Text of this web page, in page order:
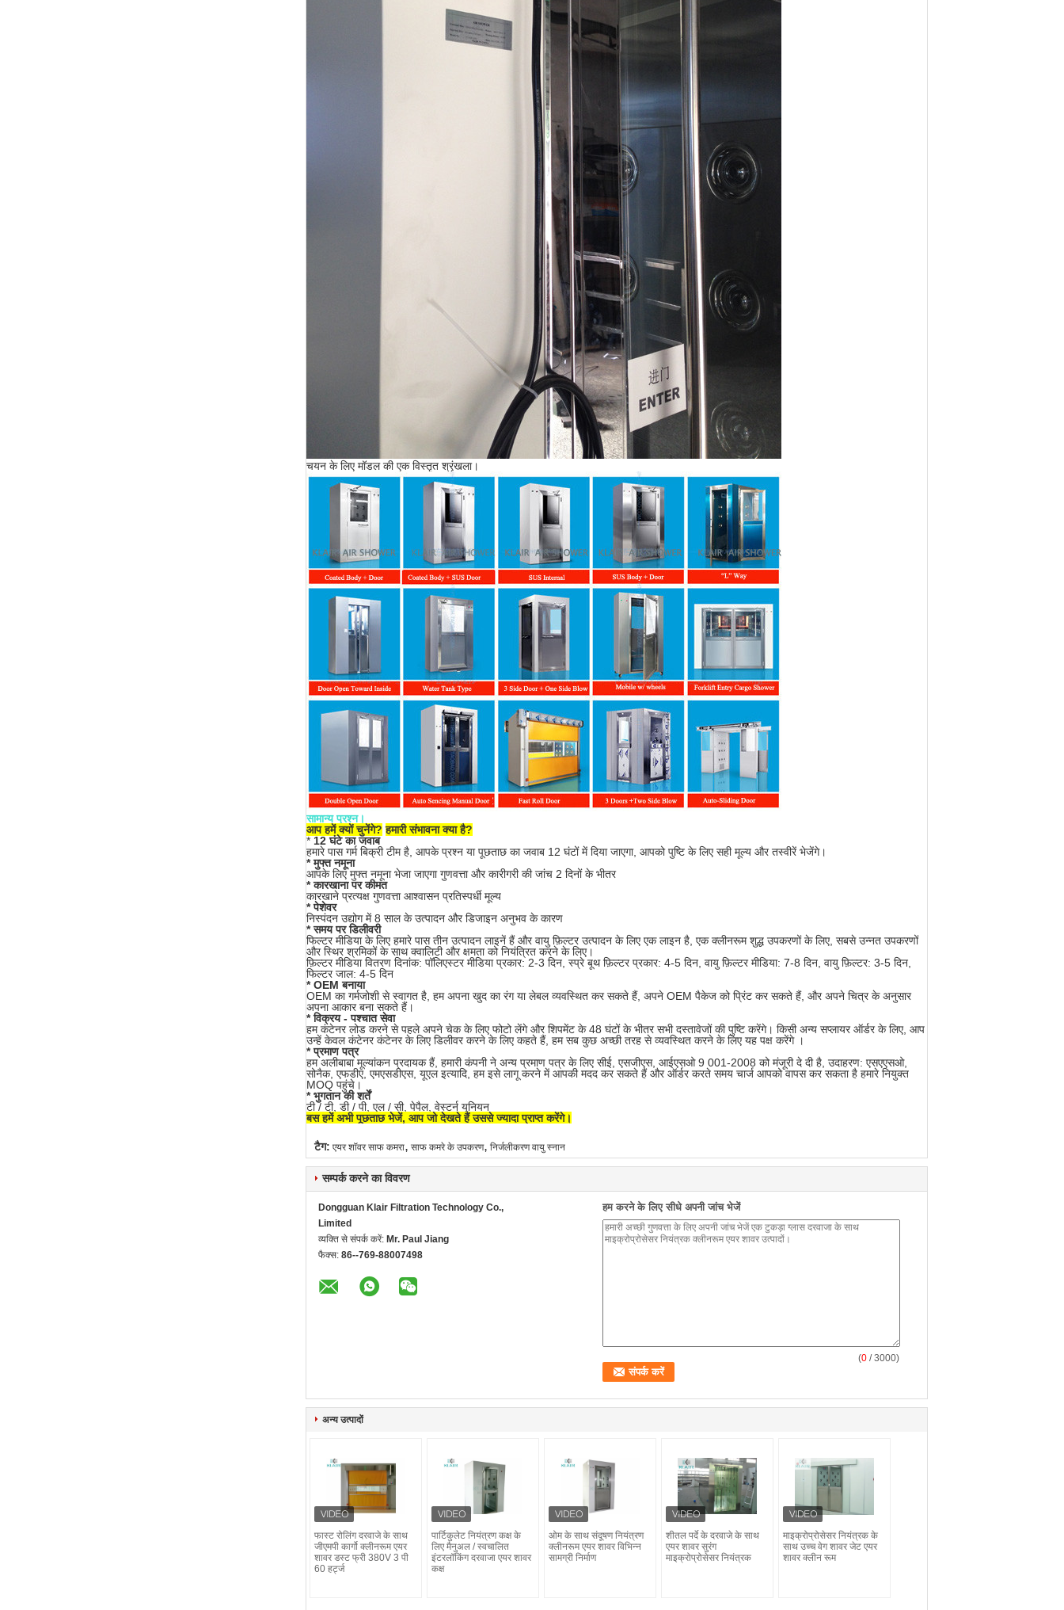
चयन के लिए मॉडल की एक विस्तृत श्रृंखला।
सामान्य प्रश्न।
आप हमें क्यों चुनेंगे? हमारी संभावना क्या है?
* 12 घंटे का जवाब
हमारे पास गर्म बिक्री टीम है, आपके प्रश्न या पूछताछ का जवाब 12 घंटों में दिया जाएगा, आपको पुष्टि के लिए सही मूल्य और तस्वीरें भेजेंगे।
* मुफ्त नमूना
आपके लिए मुफ्त नमूना भेजा जाएगा गुणवत्ता और कारीगरी की जांच 2 दिनों के भीतर
* कारखाना पर कीमत
कारखाने प्रत्यक्ष गुणवत्ता आश्वासन प्रतिस्पर्धी मूल्य
* पेशेवर
निस्पंदन उद्योग में 8 साल के उत्पादन और डिजाइन अनुभव के कारण
* समय पर डिलीवरी
फिल्टर मीडिया के लिए हमारे पास तीन उत्पादन लाइनें हैं और वायु फ़िल्टर उत्पादन के लिए एक लाइन है, एक क्लीनरूम शुद्ध उपकरणों के लिए, सबसे उन्नत उपकरणों
और स्थिर श्रमिकों के साथ क्वालिटी और क्षमता को नियंत्रित करने के लिए।
फ़िल्टर मीडिया वितरण दिनांक: पॉलिएस्टर मीडिया प्रकार: 2-3 दिन, स्प्रे बूथ फ़िल्टर प्रकार: 4-5 दिन, वायु फ़िल्टर मीडिया: 7-8 दिन, वायु फ़िल्टर: 3-5 दिन,
फिल्टर जाल: 4-5 दिन
* OEM बनाया
OEM का गर्मजोशी से स्वागत है, हम अपना खुद का रंग या लेबल व्यवस्थित कर सकते हैं, अपने OEM पैकेज को प्रिंट कर सकते हैं, और अपने चित्र के अनुसार
अपना आकार बना सकते हैं।
* विक्रय - पश्चात सेवा
हम कंटेनर लोड करने से पहले अपने चेक के लिए फोटो लेंगे और शिपमेंट के 48 घंटों के भीतर सभी दस्तावेजों की पुष्टि करेंगे। किसी अन्य सप्लायर ऑर्डर के लिए, आप
उन्हें केवल कंटेनर कंटेनर के लिए डिलीवर करने के लिए कहते हैं, हम सब कुछ अच्छी तरह से व्यवस्थित करने के लिए यह पक्ष करेंगे ।
* प्रमाण पत्र
हम अलीबाबा मूल्यांकन प्रदायक हैं, हमारी कंपनी ने अन्य प्रमाण पत्र के लिए सीई, एसजीएस, आईएसओ 9 001-2008 को मंजूरी दे दी है, उदाहरण: एसएएसओ,
सोनैक, एफडीए, एमएसडीएस, यूएल इत्यादि, हम इसे लागू करने में आपकी मदद कर सकते हैं और ऑर्डर करते समय चार्ज आपको वापस कर सकता है हमारे नियुक्त
MOQ पहुंचे।
* भुगतान की शर्तें
टी / टी, डी / पी, एल / सी, पेपैल, वेस्टर्न यूनियन
बस हमें अभी पूछताछ भेजें, आप जो देखते हैं उससे ज्यादा प्राप्त करेंगे।
टैग: एयर शॉवर साफ कमरा, साफ कमरे के उपकरण, निर्जलीकरण वायु स्नान
सम्पर्क करने का विवरण
Dongguan Klair Filtration Technology Co.,
Limited
व्यक्ति से संपर्क करें: Mr. Paul Jiang
फैक्स: 86--769-88007498
हम करने के लिए सीधे अपनी जांच भेजें
(0 / 3000)
अन्य उत्पादों
फास्ट रोलिंग दरवाजे के साथ
जीएमपी कार्गो क्लीनरूम एयर
शावर डस्ट फ्री 380V 3 पी
60 हर्ट्ज
पार्टिकुलेट नियंत्रण कक्ष के
लिए मैनुअल / स्वचालित
इंटरलॉकिंग दरवाजा एयर शावर
कक्ष
ओम के साथ संदूषण नियंत्रण
क्लीनरूम एयर शावर विभिन्न
सामग्री निर्माण
शीतल पर्दे के दरवाजे के साथ
एयर शावर सुरंग
माइक्रोप्रोसेसर नियंत्रक
माइक्रोप्रोसेसर नियंत्रक के
साथ उच्च वेग शावर जेट एयर
शावर क्लीन रूम